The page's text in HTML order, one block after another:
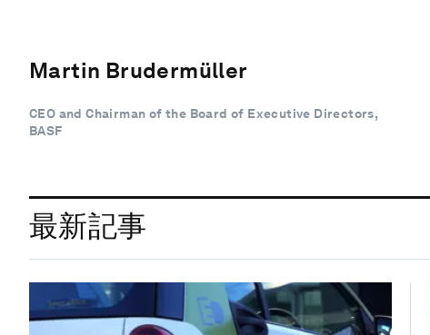
Martin Brudermüller
CEO and Chairman of the Board of Executive Directors,
BASF
最新記事